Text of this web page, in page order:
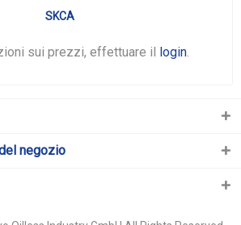
SKCA
sui prezzi, effettuare il login.
negozio